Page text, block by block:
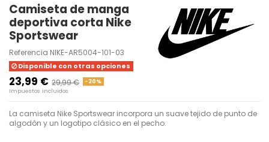
Camiseta de manga
deportiva corta Nike
Sportswear
Referencia NIKE-AR5004-101-03
Disponible con otras opciones
23,99 € 29,99 € -20%
Impuestos incluidos
La camiseta Nike Sportswear incorpora un suave tejido de punto de
algodón y un logotipo clásico en el pecho.